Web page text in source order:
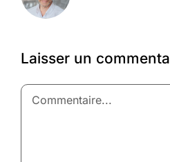
Laisser un
Commentaire